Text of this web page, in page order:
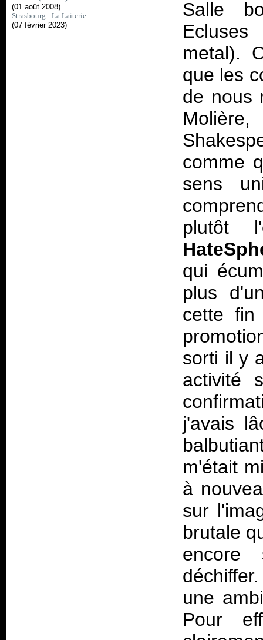
(01 août 2008)
Strasbourg - La Laiterie
(07 février 2023)
Salle
metal).
que les
de nous
comme
sens
plutôt
qui
plus
cette fin
sorti il y
activité
j'avais
m'était
à
sur
brutale
encore
une
Pour